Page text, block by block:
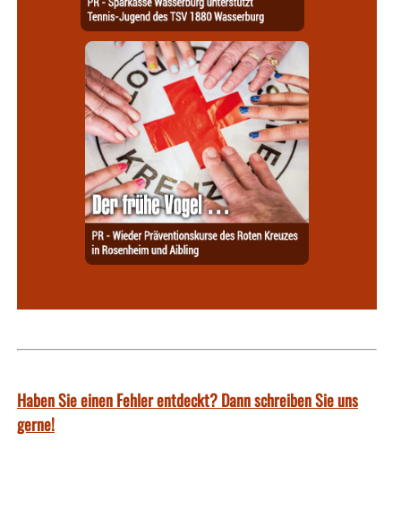
Haben Sie einen Fehler entdeckt? Dann schreiben Sie uns
gerne!